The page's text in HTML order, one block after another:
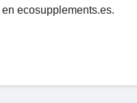
ecosupplements.es.